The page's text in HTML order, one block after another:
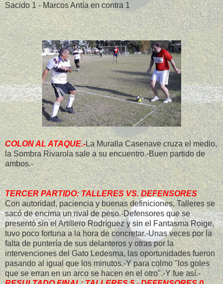
Sacido 1 - Marcos Antía en contra 1
COLON AL ATAQUE.-La Muralla Casenave cruza el medio,
la Sombra Rivarola sale a su encuentro.-Buen partido de
ambos.-
TERCER PARTIDO: TALLERES VS. DEFENSORES
Con autoridad, paciencia y buenas definiciones, Talleres se
sacó de encima un rival de peso.-Defensores que se
presentó sin el Artillero Rodríguez y sin el Fantasma Roige,
tuvo poco fortuna a la hora de concretar.-Unas veces por la
falta de puntería de sus delanteros y otras por la
intervenciones del Gato Ledesma, las oportunidades fueron
pasando al igual que los minutos.-Y para colmo "los goles
que se erran en un arco se hacen en el otro".-Y fue así.-